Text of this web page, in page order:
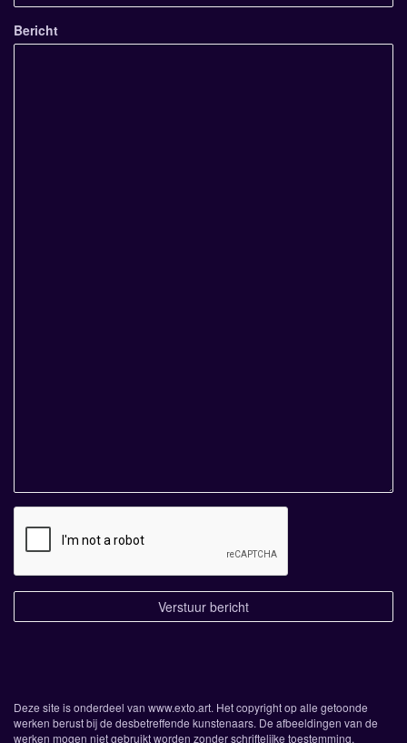
Bericht
Deze site is onderdeel van www.exto.art. Het copyright op alle getoonde
werken berust bij de desbetreffende kunstenaars. De afbeeldingen van de
werken mogen niet gebruikt worden zonder schriftelijke toestemming.